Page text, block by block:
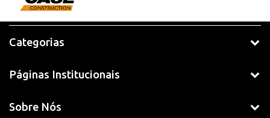
Categorias
Páginas Institucionais
Sobre Nós